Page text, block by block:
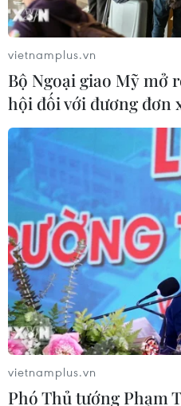
Thường trực Thành ủy yêu
sinh cấp 3 đi học trực tiếp
cho học sinh cấp 2 tiếp tục
thành việc tiêm phủ theo kế
Đà Nẵng cho phép
vietnamplus.vn
Bộ Ngoại giao Mỹ mở
hội đối với đương đơn
vietnamplus.vn
Phó Thủ tướng Phạm